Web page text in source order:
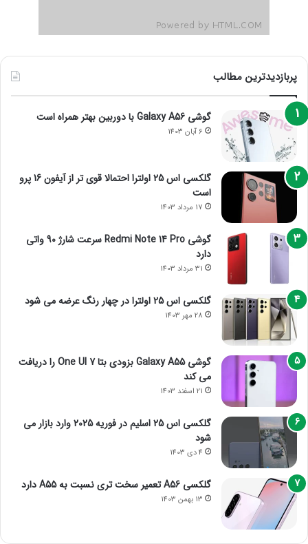
پربازدیدترین مطالب
گوشی Galaxy A56 با دوربین بهتر همراه است
6 آبان 1403
گلکسی اس 25 اولترا احتمالا قوی تر از آیفون 16 پرو
است
17 مرداد 1403
گوشی Redmi Note 14 Pro سرعت شارژ 90 واتی
دارد
31 مرداد 1403
گلکسی اس 25 اولترا در چهار رنگ عرضه می شود
28 مهر 1403
گوشی Galaxy A55 بزودی بتا One UI 7 را دریافت
می کند
21 اسفند 1403
گلکسی اس 25 اسلیم در فوریه 2025 وارد بازار می
شود
4 دی 1403
گلکسی A56 تعمیر سخت تری نسبت به A55 دارد
13 بهمن 1403